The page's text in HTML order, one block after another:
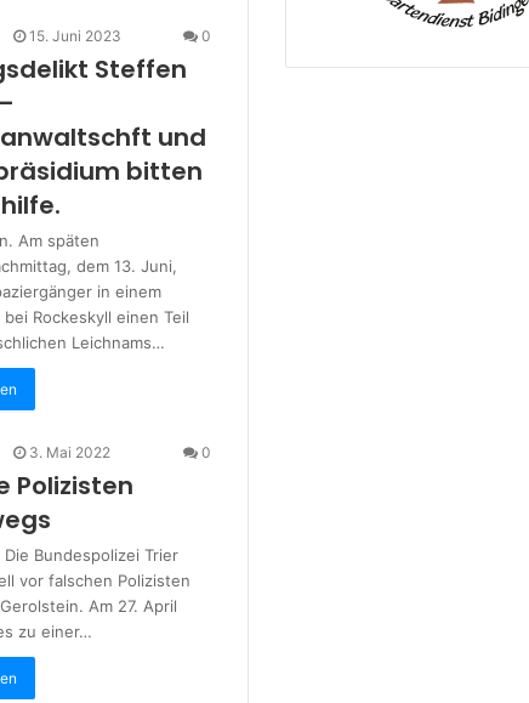
15. Juni 2023 0
Steffen
und
bitten
Am späten
dem 13. Juni,
in einem
Rockeskyll einen Teil
Leichnams…
3. Mai 2022 0
Polizisten
Bundespolizei Trier
vor falschen Polizisten
Am 27. April
zu einer…